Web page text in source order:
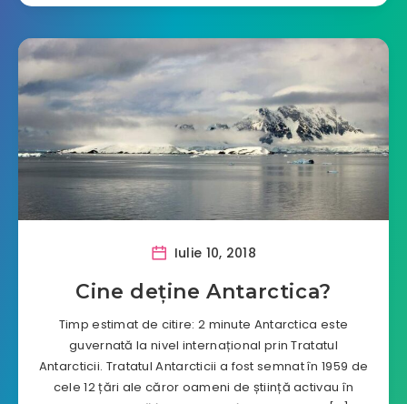
Iulie 10, 2018
Cine deține Antarctica?
Timp estimat de citire: 2 minute Antarctica este
guvernată la nivel internațional prin Tratatul
Antarcticii. Tratatul Antarcticii a fost semnat în 1959 de
cele 12 țări ale căror oameni de știință activau în